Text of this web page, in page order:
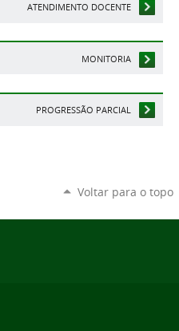
ATENDIMENTO DOCENTE
MONITORIA
PROGRESSÃO PARCIAL
Voltar para o topo